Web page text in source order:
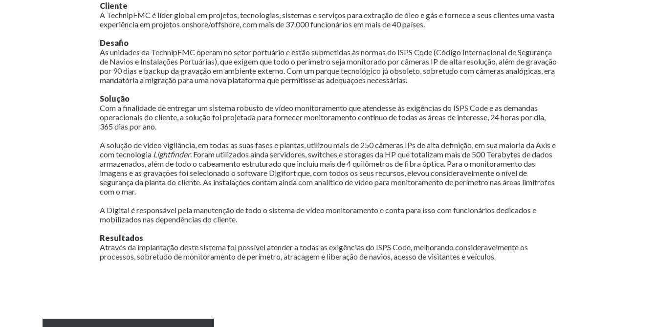
Cliente
A TechnipFMC é líder global em projetos, tecnologias, sistemas e serviços para extração de óleo e gás e fornece a seus clientes uma vasta
experiência em projetos onshore/offshore, com mais de 37.000 funcionários em mais de 40 países.
Desafio
As unidades da TechnipFMC operam no setor portuário e estão submetidas às normas do ISPS Code (Código Internacional de Segurança
de Navios e Instalações Portuárias), que exigem que todo o perímetro seja monitorado por câmeras IP de alta resolução, além de gravação
por 90 dias e backup da gravação em ambiente externo. Com um parque tecnológico já obsoleto, sobretudo com câmeras analógicas, era
mandatória a migração para uma nova plataforma que permitisse as adequações necessárias.
Solução
Com a finalidade de entregar um sistema robusto de vídeo monitoramento que atendesse às exigências do ISPS Code e as demandas
operacionais do cliente, a solução foi projetada para fornecer monitoramento contínuo de todas as áreas de interesse, 24 horas por dia,
365 dias por ano.
A solução de vídeo vigilância, em todas as suas fases e plantas, utilizou mais de 250 câmeras IPs de alta definição, em sua maioria da Axis e
com tecnologia Lightfinder. Foram utilizados ainda servidores, switches e storages da HP que totalizam mais de 500 Terabytes de dados
armazenados, além de todo o cabeamento estruturado que incluiu mais de 4 quilômetros de fibra óptica. Para o monitoramento das
imagens e as gravações foi selecionado o software Digifort que, com todos os seus recursos, elevou consideravelmente o nível de
segurança da planta do cliente. As instalações contam ainda com analítico de vídeo para monitoramento de perímetro nas áreas limítrofes
com o mar.
A Digital é responsável pela manutenção de todo o sistema de vídeo monitoramento e conta para isso com funcionários dedicados e
mobilizados nas dependências do cliente.
Resultados
Através da implantação deste sistema foi possível atender a todas as exigências do ISPS Code, melhorando consideravelmente os
processos, sobretudo de monitoramento de perímetro, atracagem e liberação de navios, acesso de visitantes e veículos.